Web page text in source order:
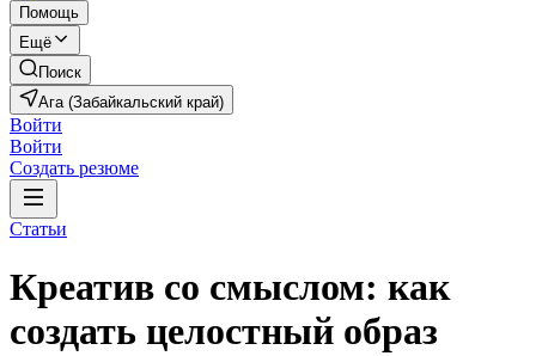
Помощь
Ещё
Поиск
Ага (Забайкальский край)
Войти
Войти
Создать резюме
Статьи
Креатив со смыслом: как
создать целостный образ